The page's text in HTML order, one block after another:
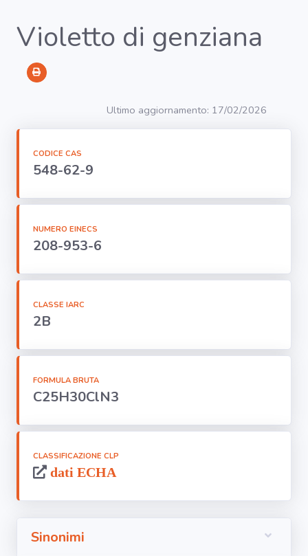
RICERCA
bersaglio
Visualizza
infografica
Segnala dati
rilevati in
Home
Violetto di genziana
Ultimo aggiornamento: 17/02/2026
CODICE CAS
548-62-9
NUMERO EINECS
208-953-6
CLASSE IARC
2B
FORMULA BRUTA
C25H30ClN3
CLASSIFICAZIONE CLP
dati ECHA
Sinonimi